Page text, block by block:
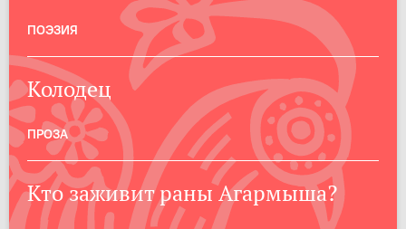
ПОЭЗИЯ
Колодец
ПРОЗА
Кто заживит раны Агармыша?